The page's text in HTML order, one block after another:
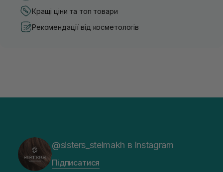
Кращі ціни та топ товари
Рекомендації від косметологів
@sisters_stelmakh в Instagram
Підписатися